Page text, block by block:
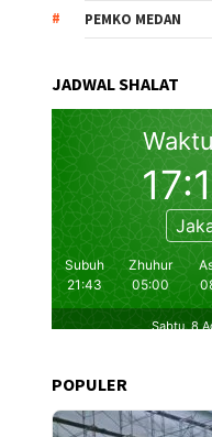
PEMKO MEDAN
JADWAL SHALAT
POPULER